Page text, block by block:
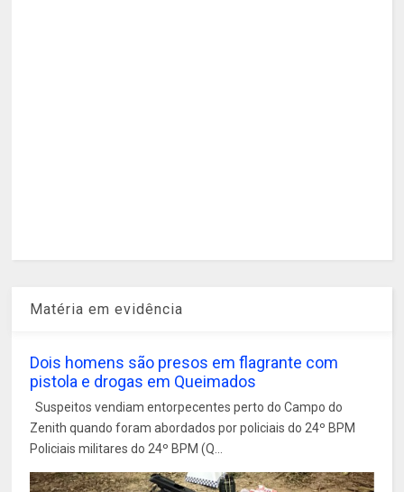
Matéria em evidência
Dois homens são presos em flagrante com
pistola e drogas em Queimados
Suspeitos vendiam entorpecentes perto do Campo do
Zenith quando foram abordados por policiais do 24º BPM
Policiais militares do 24º BPM (Q...